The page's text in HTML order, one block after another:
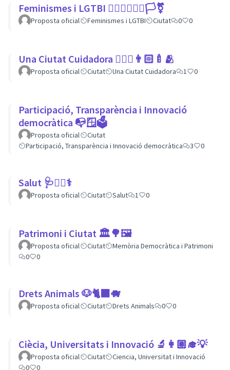
Feminismes i LGTBI 💁🏽‍♀👩‍❤️‍👩🏳️‍⚧️
Proposta oficial Feminismes i LGTBI Ciutat 0 0
Una Ciutat Cuidadora 💆🏾‍♀️👨🏻‍🍼🫂
Proposta oficial Ciutat Una Ciutat Cuidadora 1 0
Participació, Transparència i Innovació
democràtica 📭🪟🗳
Proposta oficial
Ciutat
Participació, Transparència i Innovació democràtica
3 0
Salut 🩺👩‍⚕️⚕
Proposta oficial Ciutat Salut 1 0
Patrimoni i Ciutat 🏛🌳🖼
Proposta oficial Ciutat
Memòria Democràtica i Patrimoni
0
0
Drets Animals 🐶🐈‍⬛️🐗
Proposta oficial Ciutat Drets Animals 0 0
Ciècia, Universitats i Innovació 🔬👩🏽‍🎓💡
Proposta oficial Ciutat
Ciencia, Universitat i Innovació
0
0